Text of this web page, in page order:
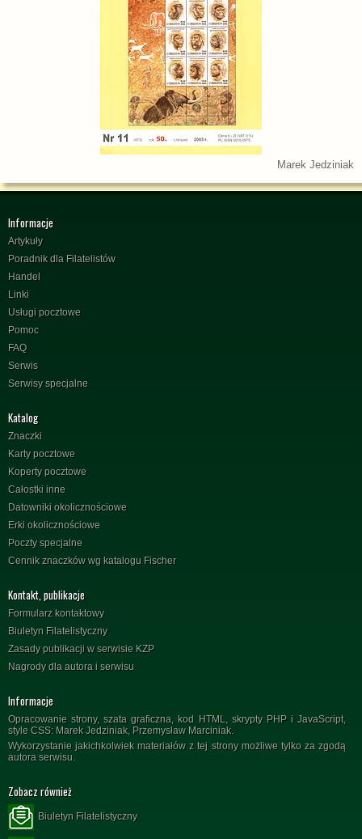
Marek Jedziniak
Informacje
Artykuły
Poradnik dla Filatelistów
Handel
Linki
Usługi pocztowe
Pomoc
FAQ
Serwis
Serwisy specjalne
Katalog
Znaczki
Karty pocztowe
Koperty pocztowe
Całostki inne
Datowniki okolicznościowe
Erki okolicznościowe
Poczty specjalne
Cennik znaczków wg katalogu Fischer
Kontakt, publikacje
Formularz kontaktowy
Biuletyn Filatelistyczny
Zasady publikacji w serwisie KZP
Nagrody dla autora i serwisu
Informacje
Opracowanie strony, szata graficzna, kod HTML, skrypty PHP i JavaScript,
style CSS: Marek Jedziniak, Przemysław Marciniak.
Wykorzystanie jakichkolwiek materiałów z tej strony możliwe tylko za zgodą
autora serwisu.
Zobacz również
Biuletyn Filatelistyczny